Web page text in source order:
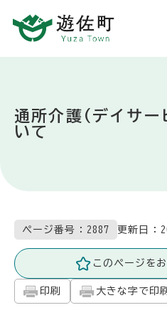
通所介護(デイサー
いて
ページ番号：2887 更新日：
このページを
印刷 大きな字で印刷